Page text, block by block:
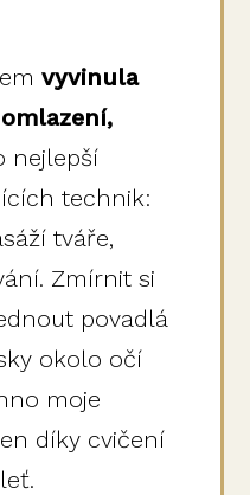
vyvinula
nejlepší
technik:
tváře,
Zmírnit si
povadlá
okolo očí
moje
díky cvičení